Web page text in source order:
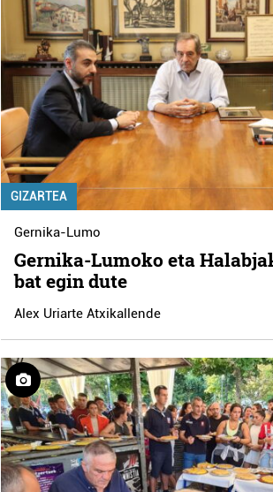
GIZARTEA
Gernika-Lumo
Gernika-Lumoko eta
bat egin dute
Alex Uriarte Atxikallende